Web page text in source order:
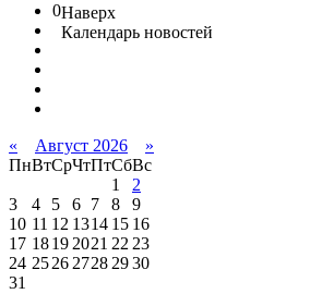
0Наверх
Календарь новостей
« Август 2026
»
ПнВтСрЧтПтСбВс
1
2
3
4 5 6 7 8
9
10 11 12 1314 15 16
17 18192021 2223
24 252627282930
31